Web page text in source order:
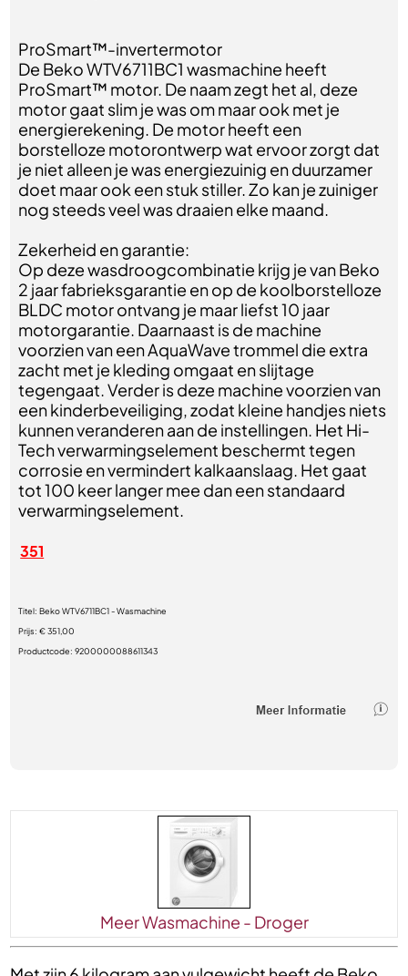
ProSmart™-invertermotor
De Beko WTV6711BC1 wasmachine heeft
ProSmart™ motor. De naam zegt het al, deze
motor gaat slim je was om maar ook met je
energierekening. De motor heeft een
borstelloze motorontwerp wat ervoor zorgt dat
je niet alleen je was energiezuinig en duurzamer
doet maar ook een stuk stiller. Zo kan je zuiniger
nog steeds veel was draaien elke maand.
Zekerheid en garantie:
Op deze wasdroogcombinatie krijg je van Beko
2 jaar fabrieksgarantie en op de koolborstelloze
BLDC motor ontvang je maar liefst 10 jaar
motorgarantie. Daarnaast is de machine
voorzien van een AquaWave trommel die extra
zacht met je kleding omgaat en slijtage
tegengaat. Verder is deze machine voorzien van
een kinderbeveiliging, zodat kleine handjes niets
kunnen veranderen aan de instellingen. Het Hi-
Tech verwarmingselement beschermt tegen
corrosie en vermindert kalkaanslaag. Het gaat
tot 100 keer langer mee dan een standaard
verwarmingselement.
351
Titel:Beko WTV6711BC1 - Wasmachine
Prijs:€ 351,00
Productcode:9200000088611343
Meer Wasmachine - Droger